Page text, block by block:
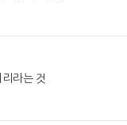
라는 것